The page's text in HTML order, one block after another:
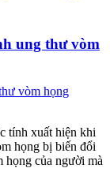
ung thư vòm
tính xuất hiện khi
họng bị biến đổi
họng của người mà